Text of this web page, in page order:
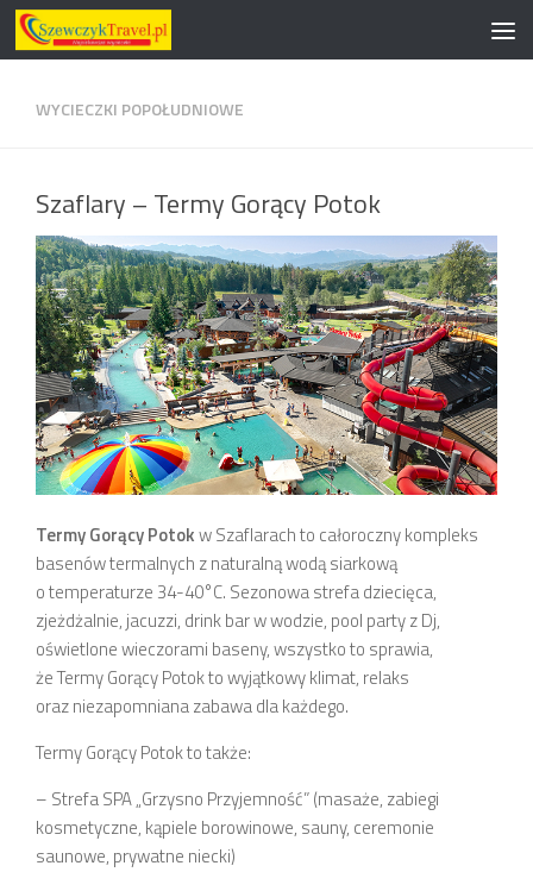
Przeskocz do treści
WYCIECZKI POPOŁUDNIOWE
Szaflary – Termy Gorący Potok
Termy Gorący Potokw Szaflarach to całoroczny kompleks
basenów termalnych z naturalną wodą siarkową
o temperaturze 34-40°C. Sezonowa strefa dziecięca,
zjeżdżalnie, jacuzzi, drink bar w wodzie, pool party z Dj,
oświetlone wieczorami baseny, wszystko to sprawia,
że Termy Gorący Potok to wyjątkowy klimat, relaks
oraz niezapomniana zabawa dla każdego.
Termy Gorący Potok to także:
– Strefa SPA „Grzysno Przyjemność” (masaże, zabiegi
kosmetyczne, kąpiele borowinowe, sauny, ceremonie
saunowe, prywatne niecki)